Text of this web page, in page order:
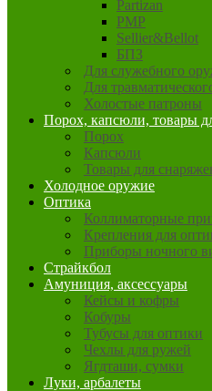
Partizan
PMP
Sellier&Bellot
БПЗ
Для служебного
Для
Холостые патроны
Порох, капсюли, товары
Порох
Капсюли
Товары для
Холодное оружие
Оптика
Коллиматорные
Крепления для
Приборы ночного
Страйкбол
Амуниция, аксессуары
Кейсы и кофры
Кобуры
Тубусы для оптики
Чехлы для ружей
Ягдташи, сумки
Луки, арбалеты